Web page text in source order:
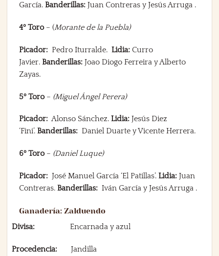
García. Banderillas: Juan Contreras y Jesús Arruga .
4º Toro – (Morante de la Puebla)
Picador: Pedro Iturralde. Lidia: Curro
Javier. Banderillas: Joao Diogo Ferreira y Alberto
Zayas.
5º Toro – (Miguel Ángel Perera)
Picador: Alonso Sánchez. Lidia: Jesús Diez
‘Fini’. Banderillas: Daniel Duarte y Vicente Herrera.
6º Toro – (Daniel Luque)
Picador: José Manuel García ‘El Patillas’. Lidia: Juan
Contreras. Banderillas: Iván García y Jesús Arruga .
Ganadería: Zalduendo
Divisa: Encarnada y azul
Procedencia: Jandilla